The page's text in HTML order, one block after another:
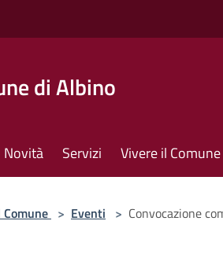
di Albino
Novità Servizi Vivere il Comune
> Eventi > Convocazione